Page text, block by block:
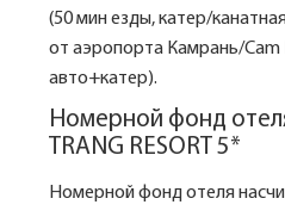
(50 мин езды, катер/
от аэропорта Камрань/Cam
авто+катер).
Номерной фонд
TRANG RESORT 5*
Номерной фонд отеля